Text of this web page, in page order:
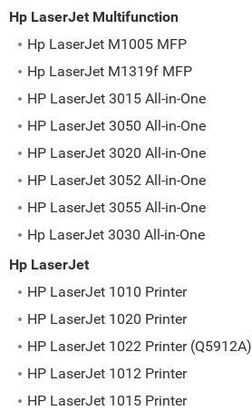
Hp LaserJet Multifunction
Hp LaserJet M1005 MFP
Hp LaserJet M1319f MFP
HP LaserJet 3015 All-in-One
HP LaserJet 3050 All-in-One
HP LaserJet 3020 All-in-One
HP LaserJet 3052 All-in-One
HP LaserJet 3055 All-in-One
Hp LaserJet 3030 All-in-One
Hp LaserJet
HP LaserJet 1010 Printer
HP LaserJet 1020 Printer
HP LaserJet 1022 Printer (Q5912A)
HP LaserJet 1012 Printer
HP LaserJet 1015 Printer